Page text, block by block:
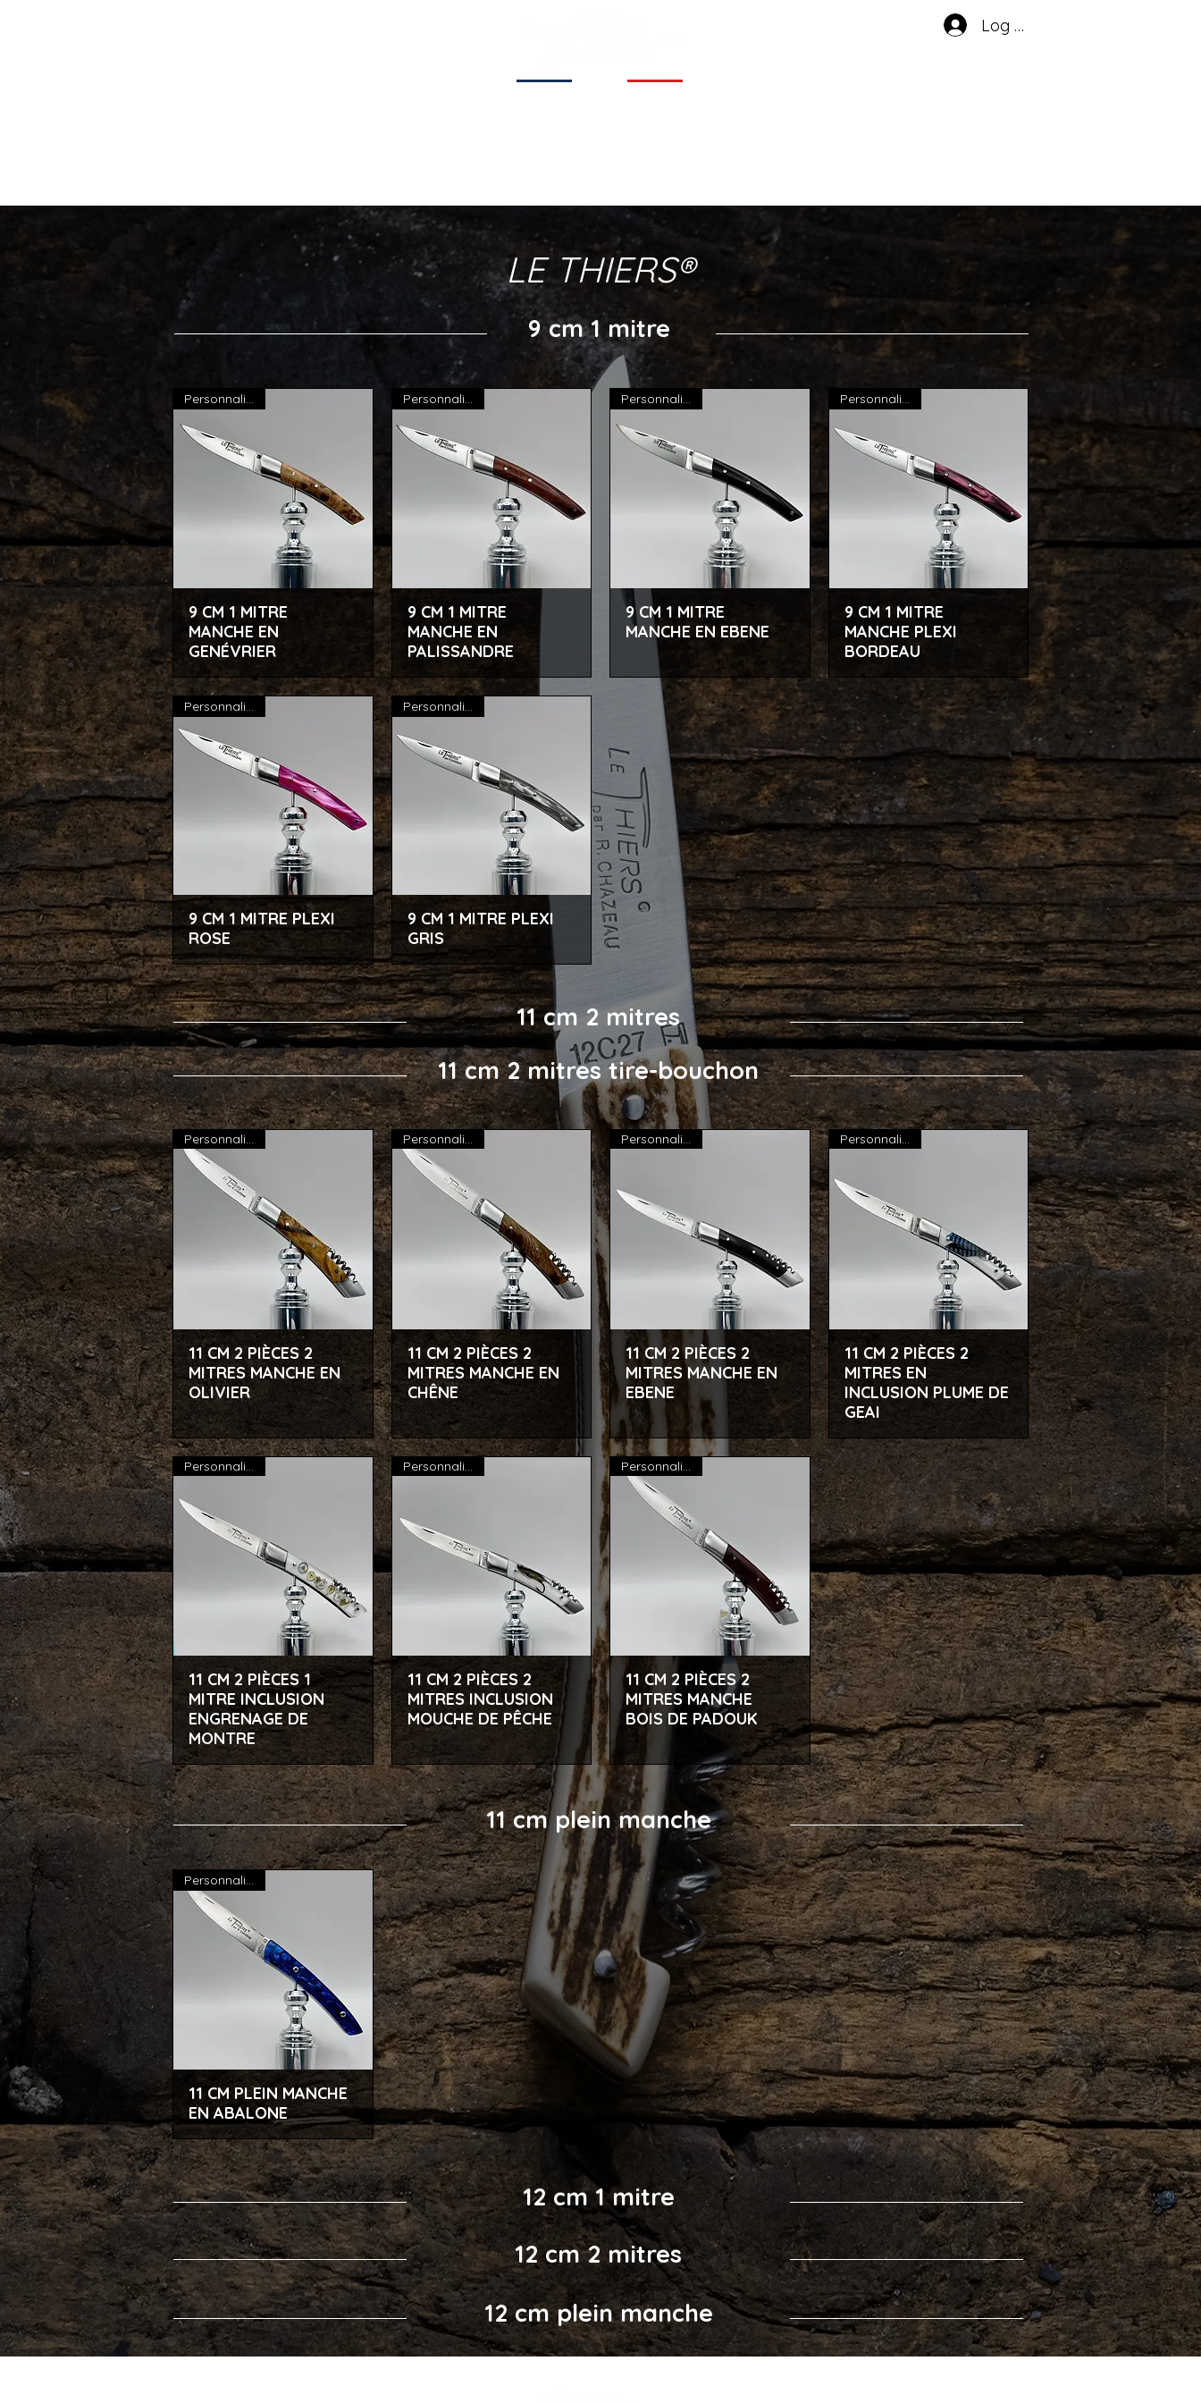
Log In
LE THIERS®
9 cm 1 mitre
Aperçu rapide
Personnalisable
9 CM 1 MITRE
MANCHE EN
GENÉVRIER
Aperçu rapide
Personnalisable
9 CM 1 MITRE
MANCHE EN
PALISSANDRE
Aperçu rapide
Personnalisable
9 CM 1 MITRE
MANCHE EN EBENE
Aperçu rapide
Personnalisable
9 CM 1 MITRE
MANCHE PLEXI
BORDEAU
Aperçu rapide
9 CM 1 MITRE PLEXI
ROSE
Aperçu rapide
9 CM 1 MITRE PLEXI
GRIS
11 cm 2 mitres
11 cm 2 mitres tire-bouchon
Aperçu rapide
Personnalisable
11 CM 2 PIÈCES 2
MITRES MANCHE EN
OLIVIER
Aperçu rapide
Personnalisable
11 CM 2 PIÈCES 2
MITRES MANCHE EN
CHÊNE
Aperçu rapide
Personnalisable
11 CM 2 PIÈCES 2
MITRES MANCHE EN
EBENE
Aperçu rapide
Personnalisable
11 CM 2 PIÈCES 2
MITRES EN
INCLUSION PLUME DE
GEAI
Aperçu rapide
11 CM 2 PIÈCES 1
MITRE INCLUSION
ENGRENAGE DE
MONTRE
Aperçu rapide
11 CM 2 PIÈCES 2
MITRES INCLUSION
MOUCHE DE PÊCHE
Aperçu rapide
11 CM 2 PIÈCES 2
MITRES MANCHE
BOIS DE PADOUK
11 cm plein manche
Aperçu rapide
Personnalisable
11 CM PLEIN MANCHE
EN ABALONE
12 cm 1 mitre
12 cm 2 mitres
12 cm plein manche